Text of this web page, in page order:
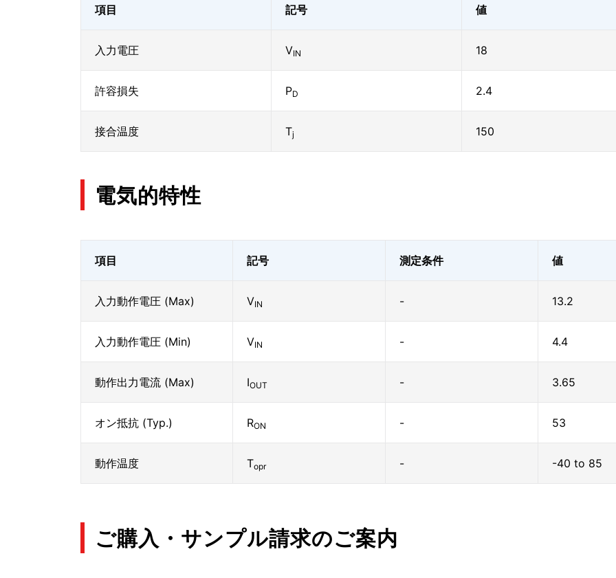
項目 記号 値
入力電圧 VIN 18
許容損失 PD 2.4
接合温度 Tj 150
電気的特性
項目 記号 測定条件 値
入力動作電圧 (Max) VIN - 13.2
入力動作電圧 (Min) VIN - 4.4
動作出力電流 (Max) IOUT - 3.65
オン抵抗 (Typ.) RON - 53
動作温度 Topr - -40 to 85
ご購入・サンプル請求のご案内